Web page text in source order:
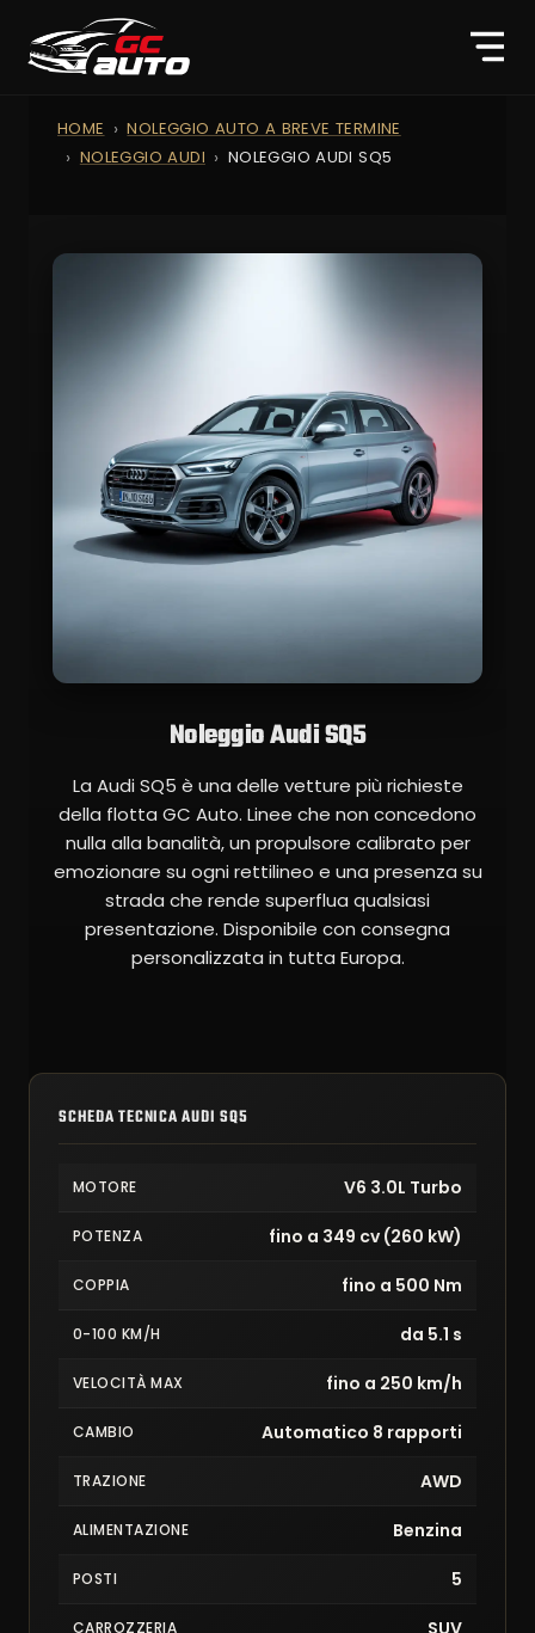
HOME
NOLEGGIO AUTO A BREVE TERMINE
NOLEGGIO AUDI
NOLEGGIO AUDI SQ5
Noleggio Audi SQ5
La Audi SQ5 è una delle vetture più richieste
della flotta GC Auto. Linee che non concedono
nulla alla banalità, un propulsore calibrato per
emozionare su ogni rettilineo e una presenza su
strada che rende superflua qualsiasi
presentazione. Disponibile con consegna
personalizzata in tutta Europa.
SCHEDA TECNICA AUDI SQ5
MOTORE V6 3.0L Turbo
POTENZA fino a 349 cv (260 kW)
COPPIA fino a 500 Nm
0-100 KM/H da 5.1 s
VELOCITÀ MAX fino a 250 km/h
CAMBIO Automatico 8 rapporti
TRAZIONE AWD
ALIMENTAZIONE Benzina
POSTI 5
CARROZZERIA